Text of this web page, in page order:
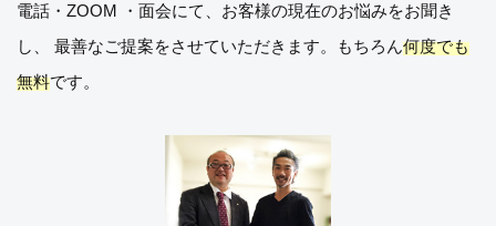
電話・ZOOM ・面会にて、お客様の現在のお悩みをお聞き
し、 最善なご提案をさせていただきます。もちろん何度でも
無料です。